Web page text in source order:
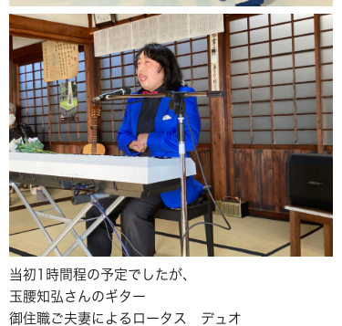
当初1時間程の予定でしたが、
玉腰知弘さんのギター
御住職ご夫妻によるロータス デュオ